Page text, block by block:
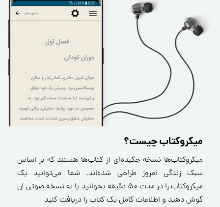
میکروکتاب چیست؟
میکروکتاب‌ها نسخه چکیده‌ای از کتاب‌ها هستند که بر اساس
سبک زندگی امروز طراحی شده‌اند. شما می‌توانید یک
میکروکتاب را در مدت ۵۰ دقیقه بخوانید یا به نسخه صوتی آن
گوش دهید و اطلاعات کامل یک کتاب را دریافت کنید